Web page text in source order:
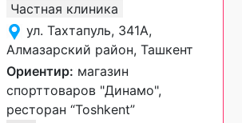
Частная клиника
ул. Тахтапуль, 341А,
Алмазарский район, Ташкент
Ориентир: магазин
спорттоваров "Динамо",
ресторан “Toshkent”